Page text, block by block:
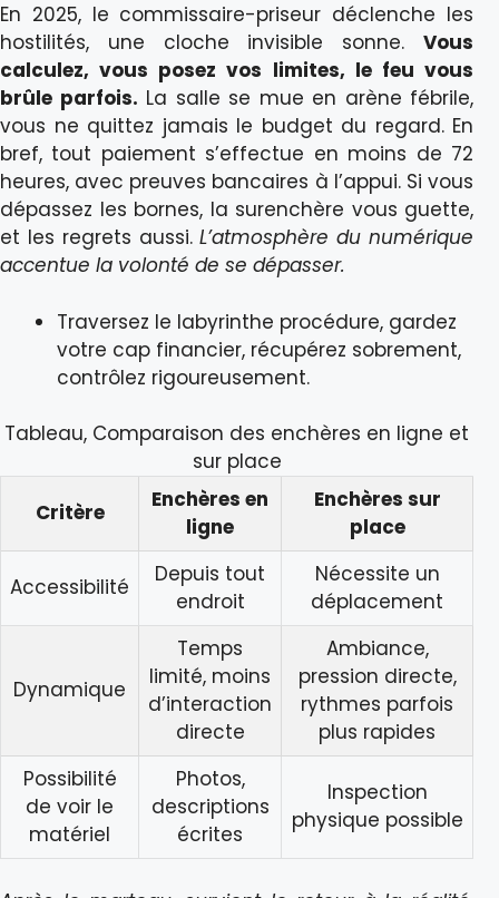
En 2025, le commissaire-priseur déclenche les
hostilités, une cloche invisible sonne. Vous
calculez, vous posez vos limites, le feu vous
brûle parfois. La salle se mue en arène fébrile,
vous ne quittez jamais le budget du regard. En
bref, tout paiement s’effectue en moins de 72
heures, avec preuves bancaires à l’appui. Si vous
dépassez les bornes, la surenchère vous guette,
et les regrets aussi.L’atmosphère du numérique
accentue la volonté de se dépasser.
Traversez le labyrinthe procédure, gardez
votre cap financier, récupérez sobrement,
contrôlez rigoureusement.
Tableau, Comparaison des enchères en ligne et
sur place
Critère
Enchères en
ligne
Enchères sur
place
Accessibilité
Depuis tout
endroit
Nécessite un
déplacement
Dynamique
Temps
limité, moins
d’interaction
directe
Ambiance,
pression directe,
rythmes parfois
plus rapides
Possibilité
de voir le
matériel
Photos,
descriptions
écrites
Inspection
physique possible